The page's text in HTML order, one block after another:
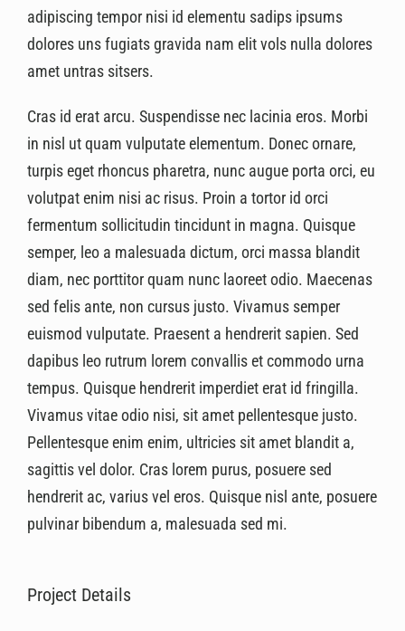
adipiscing tempor nisi id elementu sadips ipsums
dolores uns fugiats gravida nam elit vols nulla dolores
amet untras sitsers.
Cras id erat arcu. Suspendisse nec lacinia eros. Morbi
in nisl ut quam vulputate elementum. Donec ornare,
turpis eget rhoncus pharetra, nunc augue porta orci, eu
volutpat enim nisi ac risus. Proin a tortor id orci
fermentum sollicitudin tincidunt in magna. Quisque
semper, leo a malesuada dictum, orci massa blandit
diam, nec porttitor quam nunc laoreet odio. Maecenas
sed felis ante, non cursus justo. Vivamus semper
euismod vulputate. Praesent a hendrerit sapien. Sed
dapibus leo rutrum lorem convallis et commodo urna
tempus. Quisque hendrerit imperdiet erat id fringilla.
Vivamus vitae odio nisi, sit amet pellentesque justo.
Pellentesque enim enim, ultricies sit amet blandit a,
sagittis vel dolor. Cras lorem purus, posuere sed
hendrerit ac, varius vel eros. Quisque nisl ante, posuere
pulvinar bibendum a, malesuada sed mi.
Project Details